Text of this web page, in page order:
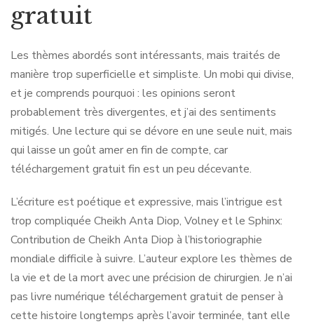
gratuit
Les thèmes abordés sont intéressants, mais traités de
manière trop superficielle et simpliste. Un mobi qui divise,
et je comprends pourquoi : les opinions seront
probablement très divergentes, et j’ai des sentiments
mitigés. Une lecture qui se dévore en une seule nuit, mais
qui laisse un goût amer en fin de compte, car
téléchargement gratuit fin est un peu décevante.
L’écriture est poétique et expressive, mais l’intrigue est
trop compliquée Cheikh Anta Diop, Volney et le Sphinx:
Contribution de Cheikh Anta Diop à l’historiographie
mondiale difficile à suivre. L’auteur explore les thèmes de
la vie et de la mort avec une précision de chirurgien. Je n’ai
pas livre numérique téléchargement gratuit de penser à
cette histoire longtemps après l’avoir terminée, tant elle